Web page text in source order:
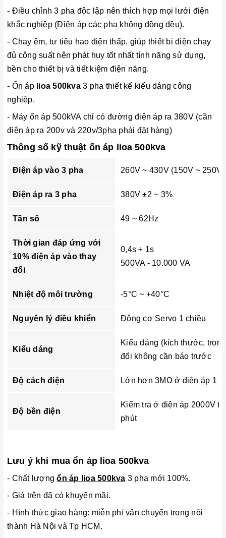
- Điều chỉnh 3 pha độc lập nên thích hợp mọi lưới điện
khắc nghiệp (Điện áp các pha không đồng đều).
- Chạy êm, tự tiêu hao điện thấp, giúp thiết bị điện chạy
đủ công suất nên phát huy tốt nhất tính năng sử dụng,
bền cho thiết bị và tiết kiệm điện năng.
- Ổn áp lioa 500kva3 pha thiết kế kiếu dáng công
nghiệp.
- Máy ổn áp 500kVA chỉ có đường điện áp ra 380V (cần
điện áp ra 200v và 220v/3pha phải đặt hàng)
Thông số kỹ thuật ổn áp lioa 500kva
Điện áp vào 3 pha 260V ~ 430V (150V ~ 250V)
Điện áp ra 3 pha 380V ±2 ~ 3%
Tần số 49 ~ 62Hz
Thời gian đáp ứng với
10% điện áp vào thay
đổi
0,4s ÷ 1s
500VA - 10.000 VA
Nhiệt độ môi trường -5°C ~ +40°C
Nguyên lý điều khiển Động cơ Servo 1 chiều
Kiểu dáng
Kiểu dáng (kích thước,
đổi không cần báo trước
Độ cách điện Lớn hơn 3MΩ ở điện áp 1
Độ bền điện
Kiểm tra ở điện áp 2000V
phút
Lưu ý khi mua ổn áp lioa 500kva
- Chất lượngổn áp lioa 500kva 3 pha mới 100%.
- Giá trên đã có khuyến mãi.
- Hình thức giao hàng: miễn phí vận chuyển trong nội
thành Hà Nội và Tp HCM.